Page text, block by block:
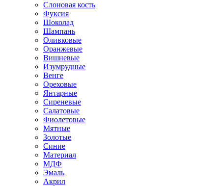
Слоновая кость
Фуксия
Шоколад
Шампань
Оливковые
Оранжевые
Вишневые
Изумрудные
Венге
Ореховые
Янтарные
Сиреневые
Салатовые
Фиолетовые
Мятные
Золотые
Синие
Материал
МДФ
Эмаль
Акрил